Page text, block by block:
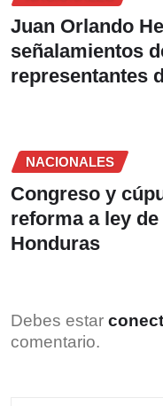
Juan Orlando
señalamientos
representantes
NACIONALES
Congreso y
reforma a ley
Honduras
Debes estar
comentario.